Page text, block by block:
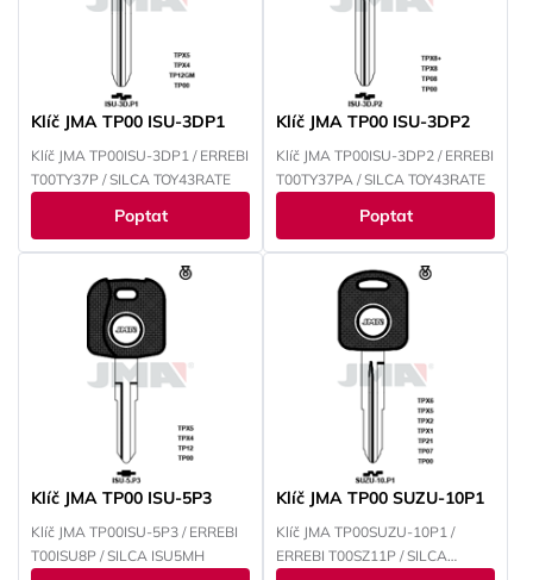
Klíč JMA TP00 ISU-3DP1
Klíč JMA TP00ISU-3DP1 / ERREBI
T00TY37P / SILCA TOY43RATE
Poptat
Klíč JMA TP00 ISU-3DP2
Klíč JMA TP00ISU-3DP2 / ERREBI
T00TY37PA / SILCA TOY43RATE
Poptat
Klíč JMA TP00 ISU-5P3
Klíč JMA TP00ISU-5P3 / ERREBI
T00ISU8P / SILCA ISU5MH
Klíč JMA TP00 SUZU-10P1
Klíč JMA TP00SUZU-10P1 /
ERREBI T00SZ11P / SILCA